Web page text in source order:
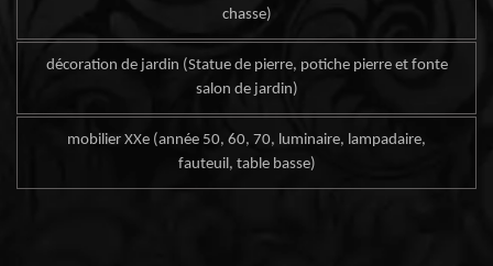
chasse)
décoration de jardin (Statue de pierre, potiche pierre et fonte
salon de jardin)
mobilier XXe (année 50, 60, 70, luminaire, lampadaire,
fauteuil, table basse)